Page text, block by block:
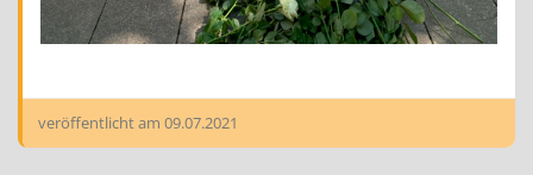
veröffentlicht am 09.07.2021